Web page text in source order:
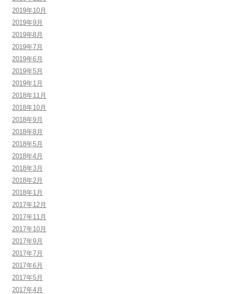
2019年10月
2019年9月
2019年8月
2019年7月
2019年6月
2019年5月
2019年1月
2018年11月
2018年10月
2018年9月
2018年8月
2018年5月
2018年4月
2018年3月
2018年2月
2018年1月
2017年12月
2017年11月
2017年10月
2017年9月
2017年7月
2017年6月
2017年5月
2017年4月